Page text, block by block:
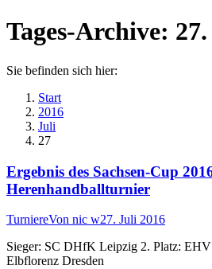
Tages-Archive:
Sie befinden sich hier:
Start
2016
Juli
27
Ergebnis des Sachsen-Cup
Herenhandballturnier
TurniereVon nic w27. Juli 2016
Sieger: SC DHfK Leipzig 2. Platz:
Elbflorenz Dresden